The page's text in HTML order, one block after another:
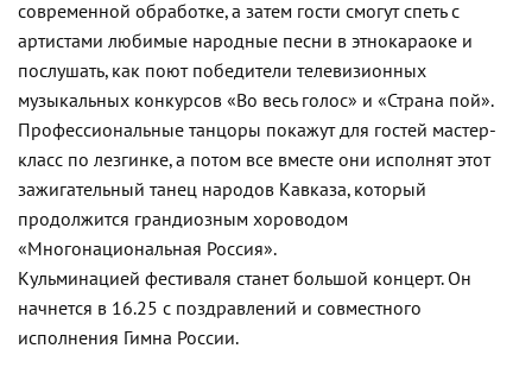
современной обработке, а затем гости смогут спеть с
артистами любимые народные песни в этнокараоке и
послушать, как поют победители телевизионных
музыкальных конкурсов «Во весь голос» и «Страна пой».
Профессиональные танцоры покажут для гостей мастер-
класс по лезгинке, а потом все вместе они исполнят этот
зажигательный танец народов Кавказа, который
продолжится грандиозным хороводом
«Многонациональная Россия».
Кульминацией фестиваля станет большой концерт. Он
начнется в 16.25 с поздравлений и совместного
исполнения Гимна России.